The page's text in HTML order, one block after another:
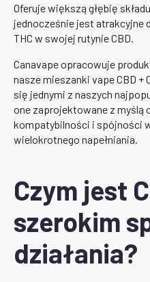
Oferuje większą głębię
jednocześnie jest atrakcyjne
THC w swojej rutynie CBD.
Canavape opracowuje
nasze mieszanki vape CBD +
się jednymi z naszych
one zaprojektowane z myślą
kompatybilności i spójności
wielokrotnego napełniania.
Czym jest
szerokim
działania?